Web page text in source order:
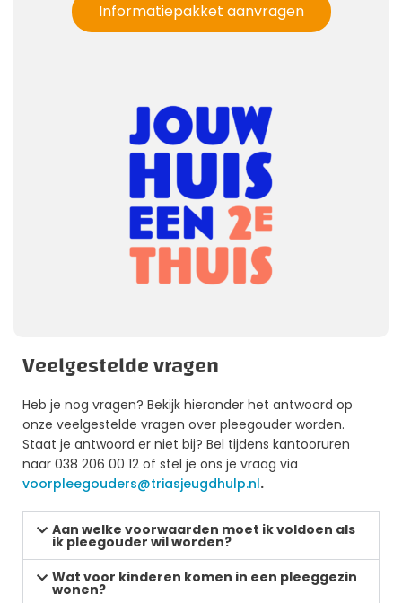
Informatiepakket aanvragen
Veelgestelde vragen
Heb je nog vragen? Bekijk hieronder het antwoord op
onze veelgestelde vragen over pleegouder worden.
Staat je antwoord er niet bij? Bel tijdens kantooruren
naar 038 206 00 12 of stel je ons je vraag via
voorpleegouders@triasjeugdhulp.nl.
Aan welke voorwaarden moet ik voldoen als
ik pleegouder wil worden?
Wat voor kinderen komen in een pleeggezin
wonen?